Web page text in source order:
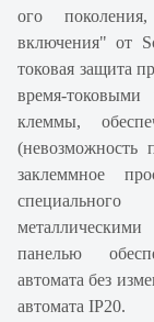
ого
включения" от
токовая защита
время-
клеммы,
(невозможность
заклеммное
панелью
автомата без
автомата IP20.